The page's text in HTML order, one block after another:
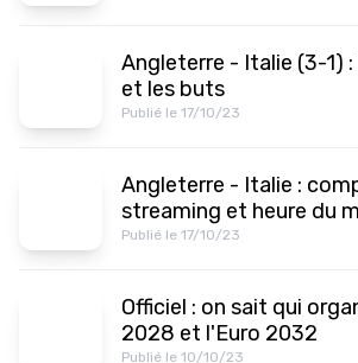
Angleterre - Italie (3-1)
et les buts
Publié le 17/10/23
Angleterre - Italie :
streaming et heure du
Publié le 17/10/23
Officiel : on sait qui
2028 et l'Euro 2032
Publié le 10/10/23